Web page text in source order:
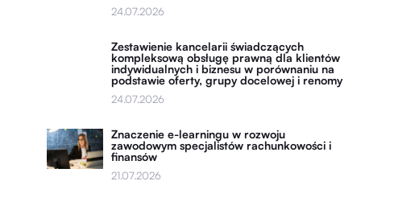
24.07.2026
Zestawienie kancelarii świadczących
kompleksową obsługę prawną dla klientów
indywidualnych i biznesu w porównaniu na
podstawie oferty, grupy docelowej i renomy
24.07.2026
Znaczenie e-learningu w rozwoju
zawodowym specjalistów rachunkowości i
finansów
21.07.2026